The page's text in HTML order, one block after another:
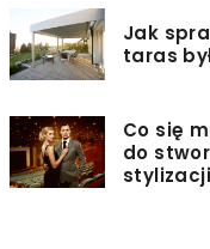
Jak
taras
Co się
do